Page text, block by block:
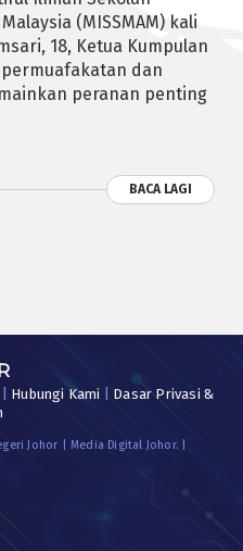
(MISSMAM) kali
18, Ketua Kumpulan
dan
peranan penting
BACA LAGI
Hubungi Kami
Dasar Privasi &
Johor | Media Digital Johor. |